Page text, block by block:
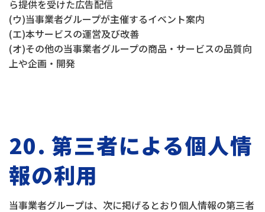
ら提供を受けた広告配信
(ウ)当事業者グループが主催するイベント案内
(エ)本サービスの運営及び改善
(オ)その他の当事業者グループの商品・サービスの品質向
上や企画・開発
20. 第三者による個人情
報の利用
当事業者グループは、次に掲げるとおり個人情報の第三者